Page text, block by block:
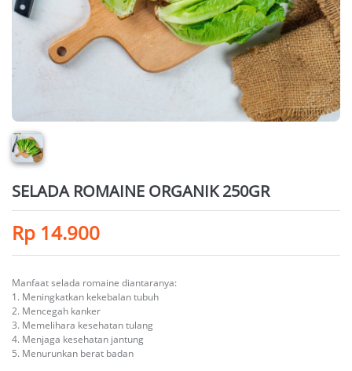
SELADA ROMAINE ORGANIK 250GR
Rp 14.900
Manfaat selada romaine diantaranya:
1. Meningkatkan kekebalan tubuh
2. Mencegah kanker
3. Memelihara kesehatan tulang
4. Menjaga kesehatan jantung
5. Menurunkan berat badan